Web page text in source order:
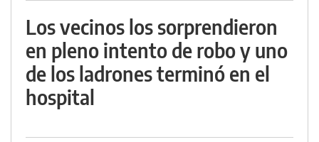
Los vecinos los sorprendieron
en pleno intento de robo y uno
de los ladrones terminó en el
hospital